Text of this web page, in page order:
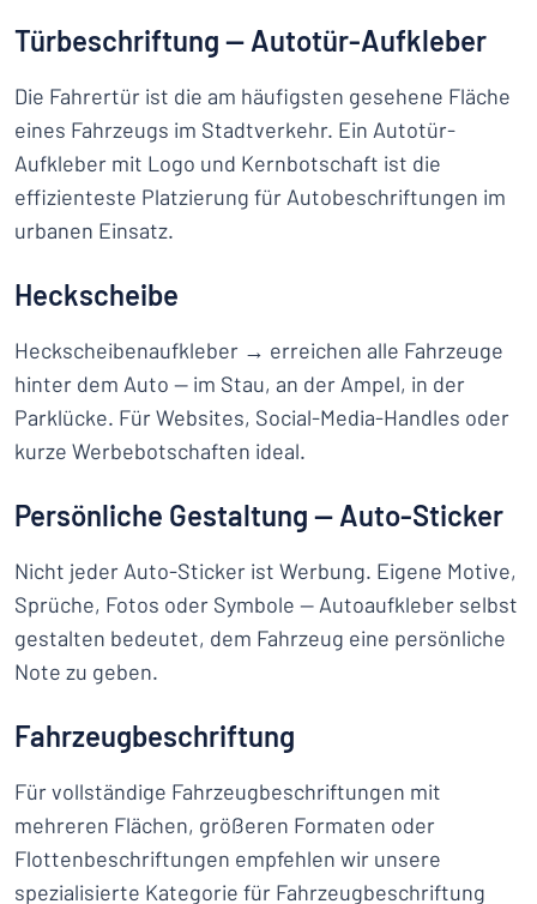
Türbeschriftung — Autotür-Aufkleber
Die Fahrertür ist die am häufigsten gesehene Fläche
eines Fahrzeugs im Stadtverkehr. Ein Autotür-
Aufkleber mit Logo und Kernbotschaft ist die
effizienteste Platzierung für Autobeschriftungen im
urbanen Einsatz.
Heckscheibe
Heckscheibenaufkleber → erreichen alle Fahrzeuge
hinter dem Auto — im Stau, an der Ampel, in der
Parklücke. Für Websites, Social-Media-Handles oder
kurze Werbebotschaften ideal.
Persönliche Gestaltung — Auto-Sticker
Nicht jeder Auto-Sticker ist Werbung. Eigene Motive,
Sprüche, Fotos oder Symbole — Autoaufkleber selbst
gestalten bedeutet, dem Fahrzeug eine persönliche
Note zu geben.
Fahrzeugbeschriftung
Für vollständige Fahrzeugbeschriftungen mit
mehreren Flächen, größeren Formaten oder
Flottenbeschriftungen empfehlen wir unsere
spezialisierte Kategorie für Fahrzeugbeschriftung